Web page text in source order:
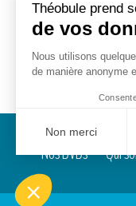
28, 1- 22 Élie et
Nos DVDs Qui
Théobule prend
de vos
Nous utilisons
de manière anonyme
Non merci
Axeptio consent
Plateforme de Gestion
Notre plateforme vous